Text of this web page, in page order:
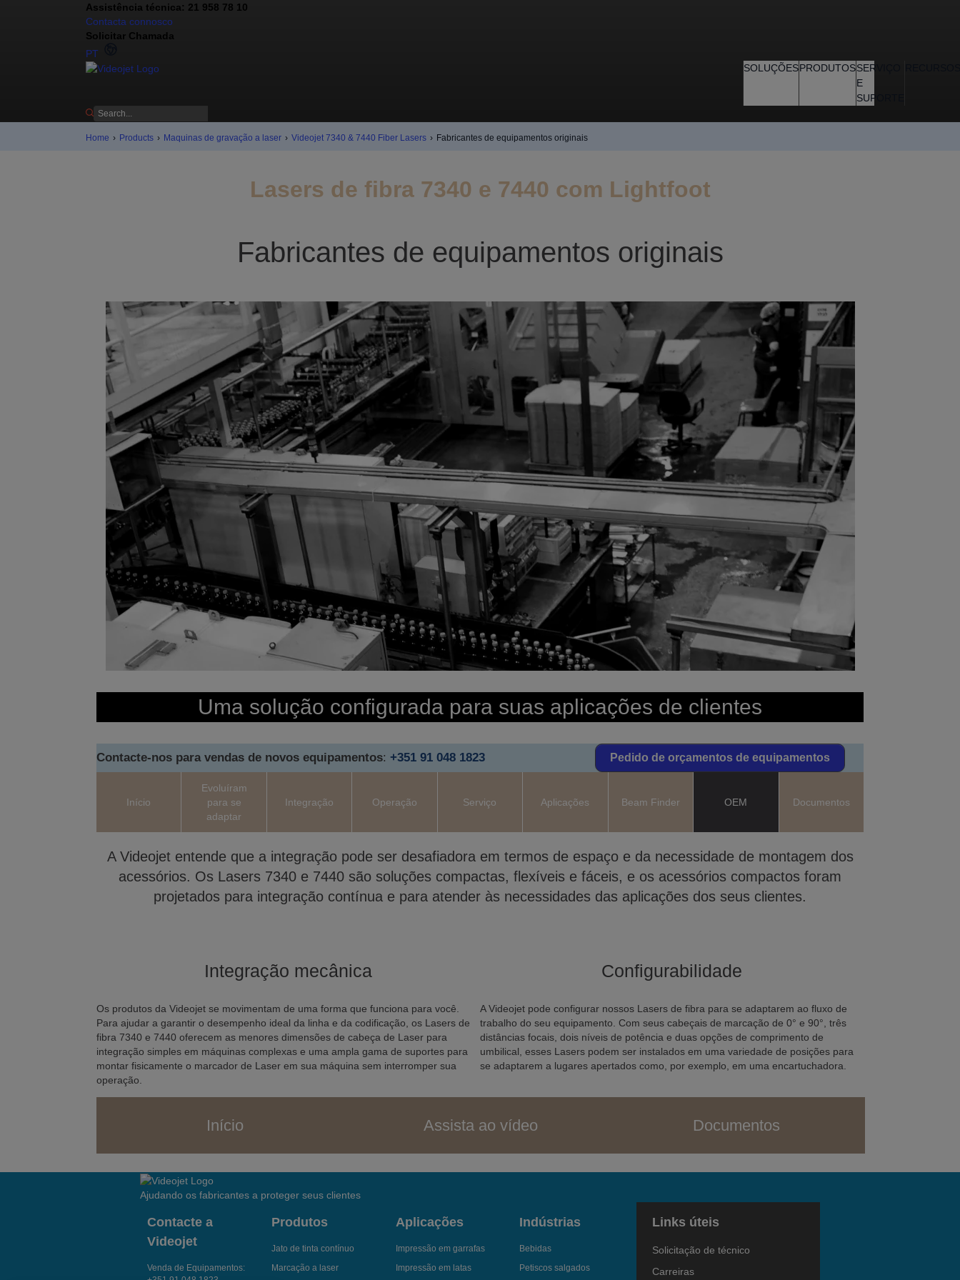
Assistência técnica: 21 958 78 10
Contacta connosco
Solicitar Chamada
PT
SOLUÇÕESPRODUTOSSERVIÇO
E
SUPORTE
Home › Products › Maquinas de gravação a laser › Videojet 7340 & 7440 Fiber Lasers › Fabricantes de equipamentos originais
Lasers de fibra 7340 e 7440 com Lightfoot
Fabricantes de equipamentos originais
Uma solução configurada para suas aplicações de clientes
Contacte-nos para vendas de novos equipamentos: +351 91 048 1823 Pedido de orçamentos de equipamentos
Início
Evoluíram
para se
adaptar
Integração Operação Serviço Aplicações Beam Finder OEM Documentos
A Videojet entende que a integração pode ser desafiadora em termos de espaço e da necessidade de montagem dos
acessórios. Os Lasers 7340 e 7440 são soluções compactas, flexíveis e fáceis, e os acessórios compactos foram
projetados para integração contínua e para atender às necessidades das aplicações dos seus clientes.
Integração mecânica
Os produtos da Videojet se movimentam de uma forma que funciona para você.
Para ajudar a garantir o desempenho ideal da linha e da codificação, os Lasers de
fibra 7340 e 7440 oferecem as menores dimensões de cabeça de Laser para
integração simples em máquinas complexas e uma ampla gama de suportes para
montar fisicamente o marcador de Laser em sua máquina sem interromper sua
operação.
Configurabilidade
A Videojet pode configurar nossos Lasers de fibra para se adaptarem ao fluxo de
trabalho do seu equipamento. Com seus cabeçais de marcação de 0° e 90°, três
distâncias focais, dois níveis de potência e duas opções de comprimento de
umbilical, esses Lasers podem ser instalados em uma variedade de posições para
se adaptarem a lugares apertados como, por exemplo, em uma encartuchadora.
Início Assista ao vídeo Documentos
Ajudando os fabricantes a proteger seus clientes
Contacte a
Videojet
Venda de Equipamentos:
Produtos
Jato de tinta contínuo
Marcação a laser
Aplicações
Impressão em garrafas
Impressão em latas
Indústrias
Bebidas
Petiscos salgados
Links úteis
Solicitação de técnico
Carreiras